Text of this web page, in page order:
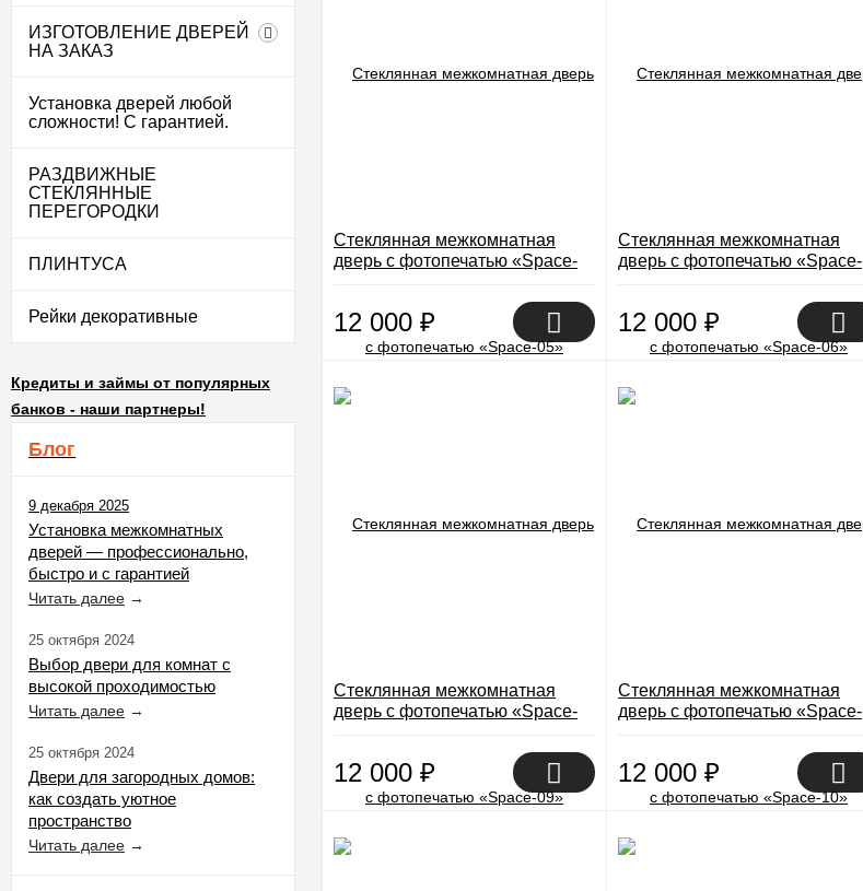
ИЗГОТОВЛЕНИЕ ДВЕРЕЙ
НА ЗАКАЗ
Установка дверей любой
сложности! С гарантией.
РАЗДВИЖНЫЕ
СТЕКЛЯННЫЕ
ПЕРЕГОРОДКИ
ПЛИНТУСА
Рейки декоративные
Кредиты и займы от популярных
банков - наши партнеры!
Блог
9 декабря 2025
Установка межкомнатных
дверей — профессионально,
быстро и с гарантией
Читать далее →
25 октября 2024
Выбор двери для комнат с
высокой проходимостью
Читать далее →
25 октября 2024
Двери для загородных домов:
как создать уютное
пространство
Читать далее →
Стеклянная межкомнатная
дверь с фотопечатью «Space-
12 000 ₽
Стеклянная межкомнатная
дверь с фотопечатью «Space-
12 000 ₽
Стеклянная межкомнатная
дверь с фотопечатью «Space-
12 000 ₽
Стеклянная межкомнатная
дверь с фотопечатью «Space-
12 000 ₽